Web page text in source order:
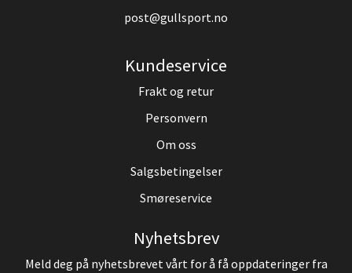
post@gullsport.no
Kundeservice
Frakt og retur
Personvern
Om oss
Salgsbetingelser
Smøreservice
Nyhetsbrev
Meld deg på nyhetsbrevet vårt for å få oppdateringer fra